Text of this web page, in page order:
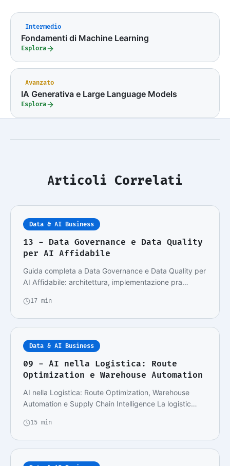
Intermedio
Fondamenti di Machine Learning
Esplora
Avanzato
IA Generativa e Large Language Models
Esplora
Articoli Correlati
Data & AI Business
13 - Data Governance e Data Quality
per AI Affidabile
Guida completa a Data Governance e Data Quality per
AI Affidabile: architettura, implementazione pra…
17 min
Data & AI Business
09 - AI nella Logistica: Route
Optimization e Warehouse Automation
AI nella Logistica: Route Optimization, Warehouse
Automation e Supply Chain Intelligence La logistic…
15 min